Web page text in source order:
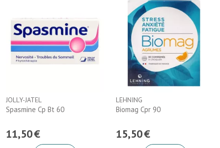
JOLLY-JATEL
Spasmine Cp Bt 60
11,50€
LEHNING
Biomag Cpr 90
15,50€